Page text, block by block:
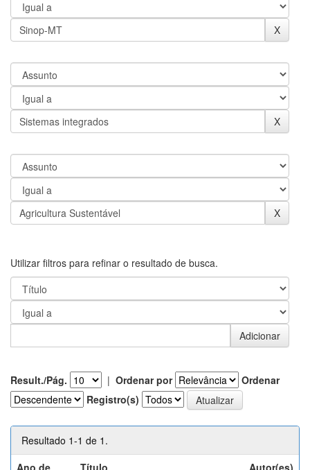
Utilizar filtros para refinar o resultado de busca.
Result./Pág. | Ordenar por
Ordenar
Registro(s)
Resultado 1-1 de 1.
Ano de
Título Autor(es)